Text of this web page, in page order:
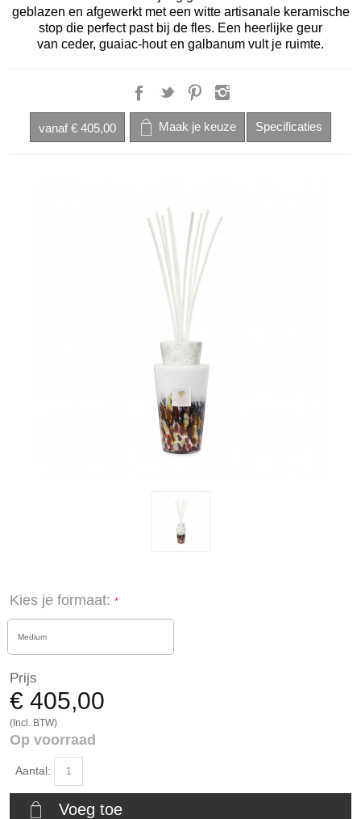
geblazen en afgewerkt met een witte artisanale keramische
stop die perfect past bij de fles. Een heerlijke geur
van ceder, guaiac-hout en galbanum vult je ruimte.
vanaf € 405,00
Kies je formaat:
Medium
Prijs
€ 405,00
(Incl. BTW)
Op voorraad
Aantal:
Voeg toe